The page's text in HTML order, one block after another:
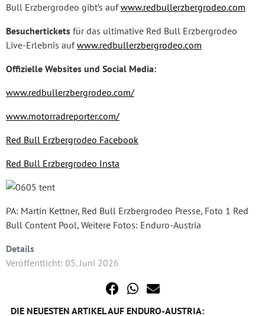
Bull Erzbergrodeo gibt’s aufwww.redbullerzbergrodeo.com
Besuchertickets für das ultimative Red Bull Erzbergrodeo
Live-Erlebnis aufwww.redbullerzbergrodeo.com
Offizielle Websites und Social Media:
www.redbullerzbergrodeo.com/
www.motorradreporter.com/
Red Bull Erzbergrodeo Facebook
Red Bull Erzbergrodeo Insta
PA: Martin Kettner, Red Bull Erzbergrodeo Presse, Foto 1 Red
Bull Content Pool, Weitere Fotos: Enduro-Austria
Details
Veröffentlicht: 05. Juni 2026
DIE NEUESTEN ARTIKEL AUF ENDURO-AUSTRIA: